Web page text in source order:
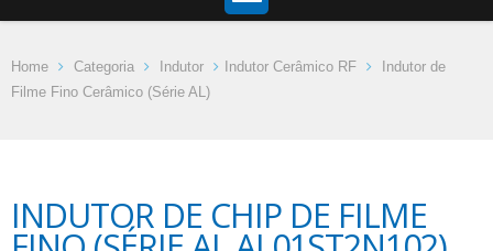
Home Categoria Indutor Indutor Cerâmico RF
Indutor de
Filme Fino Cerâmico (Série AL)
INDUTOR DE CHIP DE FILME